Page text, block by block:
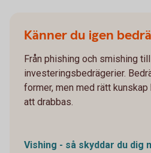
Känner du igen
Från phishing och smishing
investeringsbedrägerier.
former, men med rätt
att drabbas.
Vishing - så skyddar du dig